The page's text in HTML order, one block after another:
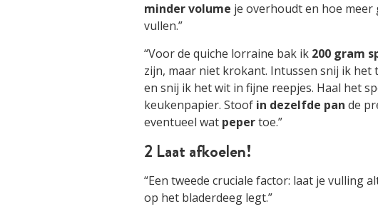
mindervolume je overhoudt en hoe
vullen.”
“Voor de quiche lorraine bak ik 200 gram
zijn, maar niet krokant. Intussen snij ik het
en snij ik het wit in fijne reepjes. Haal het
keukenpapier. Stoof in dezelfde pan de
eventueel wat pepertoe.”
2 Laat afkoelen!
“Een tweede cruciale factor: laat je vulling
op het bladerdeeg legt.”